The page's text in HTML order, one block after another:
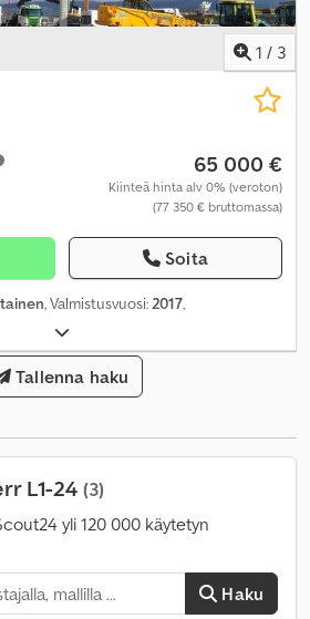
1 / 3
65 000 €
Kiinteä hinta alv 0% (veroton)
(77 350 € bruttomassa)
Soita
, Valmistusvuosi:2017,
Tallenna haku
L1-24 (3)
yli 120 000 käytetyn
Haku